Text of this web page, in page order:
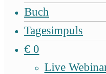
Buch
Tagesimpuls
€ 0
Live